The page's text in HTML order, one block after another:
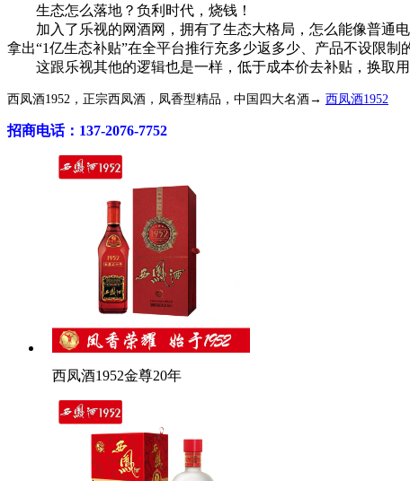
生态怎么落地？负利时代，烧钱！
加入了乐视的网酒网，拥有了生态大格局，怎么能像普通电
拿出“1亿生态补贴”在全平台推行充多少返多少、产品不设限制
这跟乐视其他的逻辑也是一样，低于成本价去补贴，换取用
西凤酒1952，正宗西凤酒，凤香型精品，中国四大名酒→ 西凤酒1952
招商电话：137-2076-7752
西凤酒1952金尊20年